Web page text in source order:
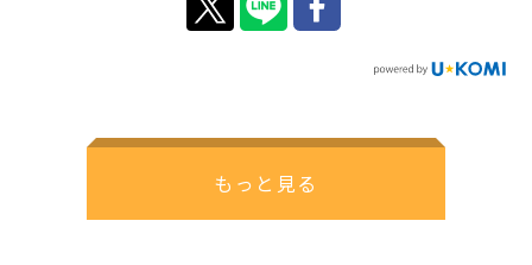
もっと見る